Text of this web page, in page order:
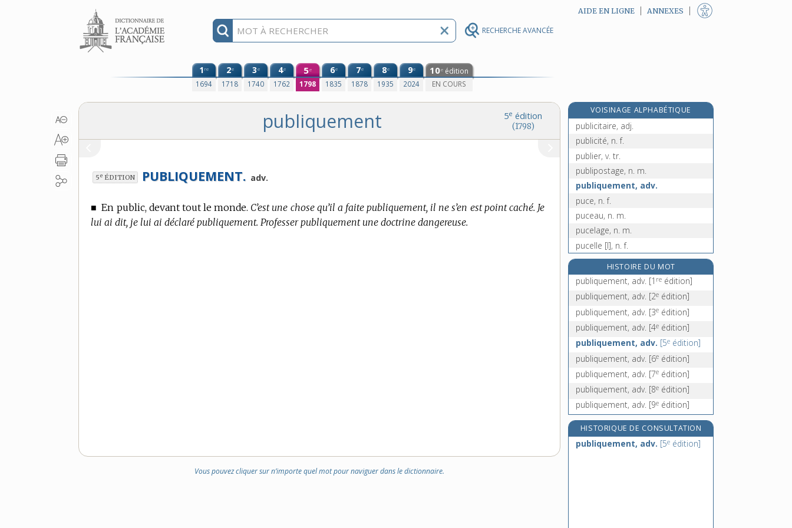
RECHERCHE AVANCÉE
Aller au contenu AIDE EN LIGNE ANNEXES
1re
1694
2e
1718
3e
1740
4e
1762
5e
1798
6e
1835
7e
1878
8e
1935
9e
2024
10e édition
EN COURS
5e édition
(1798)
publiquement
5e ÉDITION PUBLIQUEMENT. adv.
■En public, devant tout le monde. C’est une chose qu’il a faite publiquement, il ne s’en est point caché. Je
lui ai dit, je lui ai déclaré publiquement. Professer publiquement une doctrine dangereuse.
Vous pouvez cliquer sur n’importe quel mot pour naviguer dans le dictionnaire.
VOISINAGE ALPHABÉTIQUE
publiciste, n.
publicitaire, adj.
publicité, n. f.
publier, v. tr.
publipostage, n. m.
publiquement, adv.
puce, n. f.
puceau, n. m.
pucelage, n. m.
pucelle [I], n. f.
pucelle [II], n. f.[8eédition]
puceron, n. m.
puchot, n. m.
édition]
pucier, n. m.
HISTOIRE DU MOT
publiquement, adv. [1 re édition]
publiquement, adv. [2e édition]
publiquement, adv. [3e édition]
publiquement, adv. [4e édition]
publiquement, adv. [5e édition]
publiquement, adv. [6e édition]
publiquement, adv. [7e édition]
publiquement, adv. [8e édition]
publiquement, adv. [9e édition]
HISTORIQUE DE CONSULTATION
publiquement, adv. [5e édition]